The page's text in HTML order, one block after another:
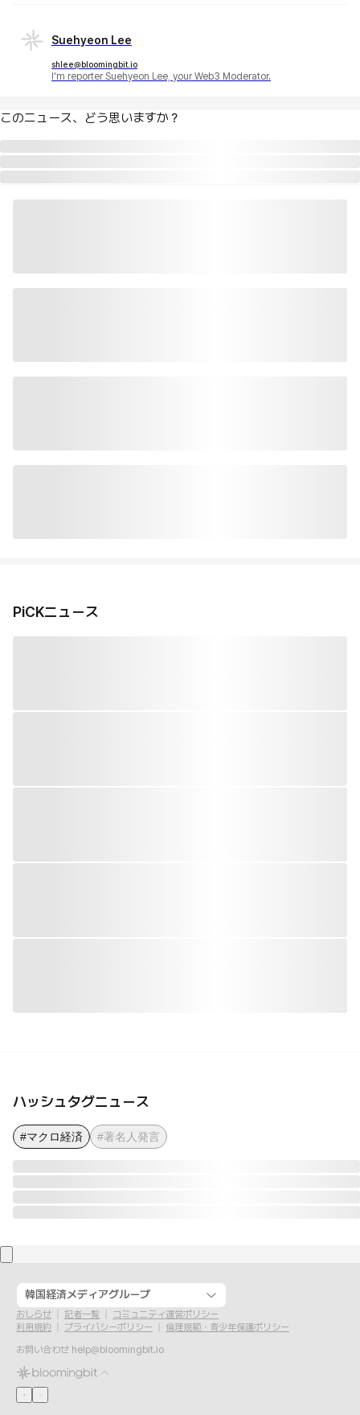
Suehyeon Lee
shlee@bloomingbit.io
I'm reporter Suehyeon Lee, your Web3 Moderator.
このニュース、どう思いますか？
PiCKニュース
ハッシュタグニュース
#マクロ経済 #著名人発言
韓国経済メディアグループ
おしらせ 記者一覧
コミュニティ運営ポリシー
利用規約
プライバシーポリシー
倫理規範・青少年保護ポリシー
お問い合わせ help@bloomingbit.io